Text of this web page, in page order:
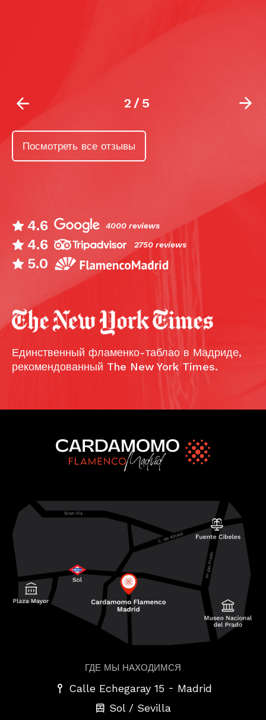
2/5
Посмотреть все отзывы
4.6 4000 reviews
4.6 2750 reviews
5.0
Единственный фламенко-таблао в Мадриде,
рекомендованный The New York Times.
ГДЕ МЫ НАХОДИМСЯ
Calle Echegaray 15 - Madrid
Sol / Sevilla